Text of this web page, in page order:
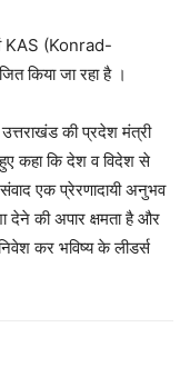
KAS (Konrad-
किया जा रहा है ।
की प्रदेश मंत्री
कहा कि देश व विदेश से
एक प्रेरणादायी अनुभव
देने की अपार क्षमता है और
कर भविष्य के लीडर्स